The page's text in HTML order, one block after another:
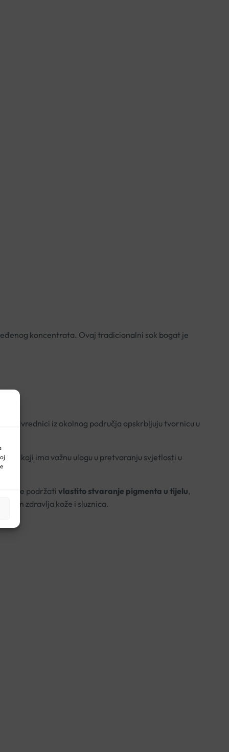
koncentrata. Ovaj tradicionalni sok bogat je
iz okolnog područja opskrbljuju tvornicu u
A koji ima važnu ulogu u pretvaranju svjetlosti u
može podržati vlastito stvaranje pigmenta u tijelu,
zdravlja kože i sluznica.